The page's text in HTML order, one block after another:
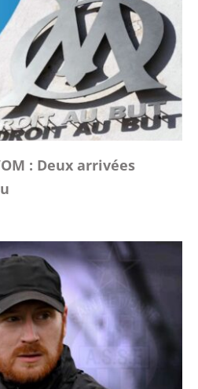
: Deux arrivées